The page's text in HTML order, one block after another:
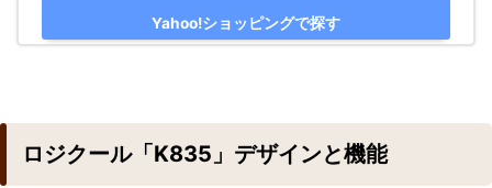
Yahoo!ショッピングで探す
ロジクール「K835」デザインと機能